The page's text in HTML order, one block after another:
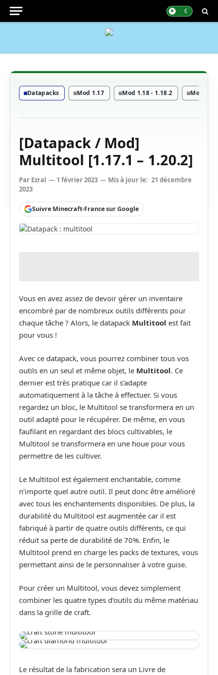
Datapacks Mod 1.17 Mod 1.18 - 1.18.2 Mod
[Datapack / Mod]
Multitool [1.17.1 – 1.20.2]
Par Ezral 1 février 2023 Mis à jour le: 21 décembre
2023
Suivre Minecraft-France sur Google
Vous en avez assez de devoir gérer un inventaire
encombré par de nombreux outils différents pour
chaque tâche ? Alors, le datapack Multitool est fait
pour vous !
Avec ce datapack, vous pourrez combiner tous vos
outils en un seul et même objet, le Multitool. Ce
dernier est très pratique car il s’adapte
automatiquement à la tâche à effectuer. Si vous
regardez un bloc, le Multitool se transformera en un
outil adapté pour le récupérer. De même, en vous
faufilant en regardant des blocs cultivables, le
Multitool se transformera en une houe pour vous
permettre de les cultiver.
Le Multitool est également enchantable, comme
n’importe quel autre outil. Il peut donc être amélioré
avec tous les enchantements disponibles. De plus, la
durabilité du Multitool est augmentée car il est
fabriqué à partir de quatre outils différents, ce qui
réduit sa perte de durabilité de 70%. Enfin, le
Multitool prend en charge les packs de textures, vous
permettant ainsi de le personnaliser à votre guise.
Pour créer un Multitool, vous devez simplement
combiner les quatre types d’outils du même matériau
dans la grille de craft.
Le résultat de la fabrication sera un Livre de